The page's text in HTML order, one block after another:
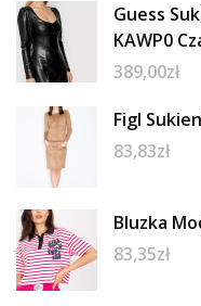
Guess
KAWP0
389,00zł
Figl
83,83zł
Bluzka
83,35zł